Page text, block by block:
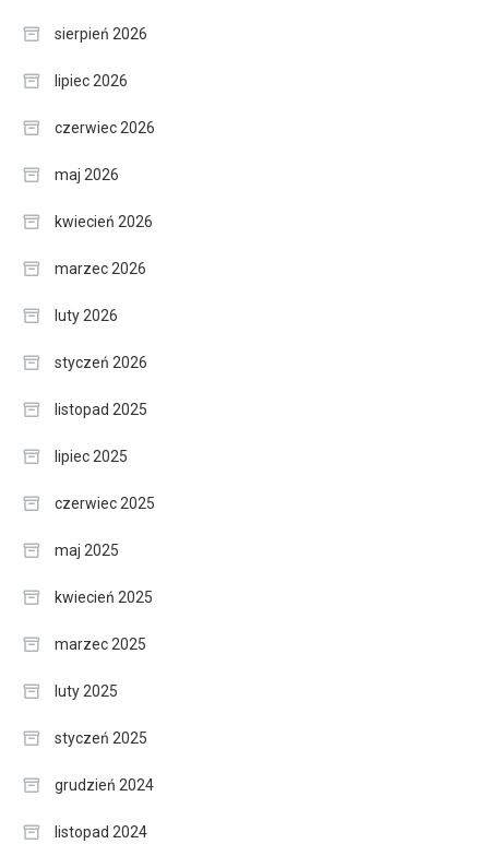
sierpień 2026
lipiec 2026
czerwiec 2026
maj 2026
kwiecień 2026
marzec 2026
luty 2026
styczeń 2026
listopad 2025
lipiec 2025
czerwiec 2025
maj 2025
kwiecień 2025
marzec 2025
luty 2025
styczeń 2025
grudzień 2024
listopad 2024